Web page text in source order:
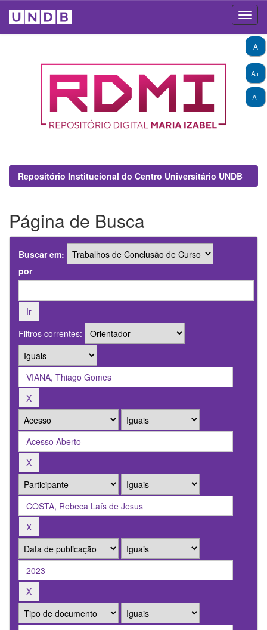
A+
A-
A
Repositório Institucional do Centro Universitário UNDB
Página de Busca
Buscar em:
por
Filtros correntes: